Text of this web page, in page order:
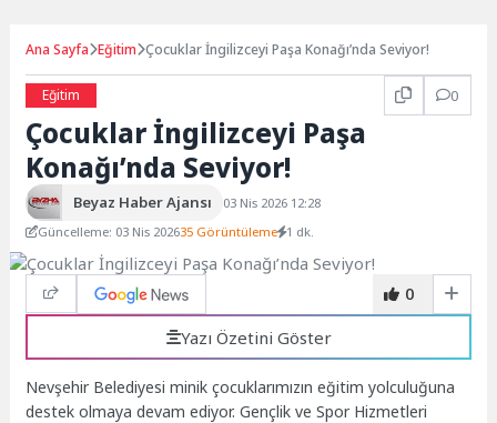
Ana Sayfa Eğitim Çocuklar İngilizceyi Paşa Konağı’nda Seviyor!
Eğitim 0
Çocuklar İngilizceyi Paşa
Konağı’nda Seviyor!
Beyaz Haber Ajansı
03 Nis 2026 12:28
Güncelleme: 03 Nis 202635 Görüntüleme 1 dk.
0
Yazı Özetini Göster
Nevşehir Belediyesi minik çocuklarımızın eğitim yolculuğuna
destek olmaya devam ediyor. Gençlik ve Spor Hizmetleri